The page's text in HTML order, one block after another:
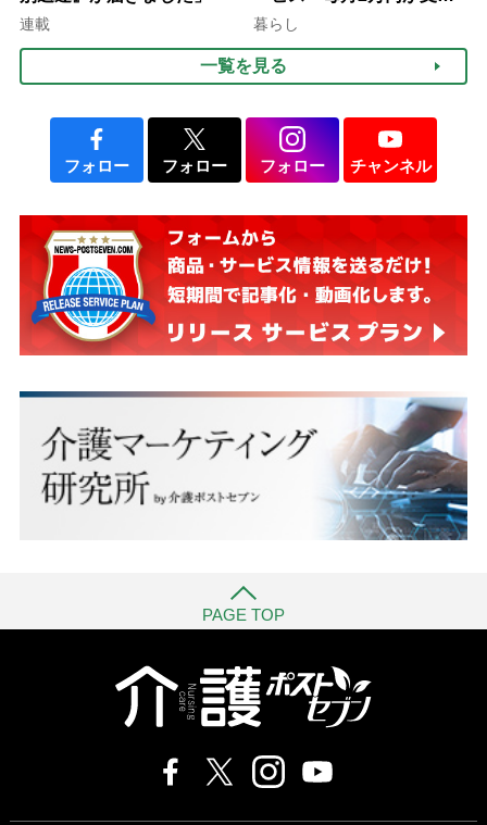
連載
される」ケースも【FP解
暮らし
一覧を見る
フォロー フォロー フォロー チャンネル
PAGE TOP